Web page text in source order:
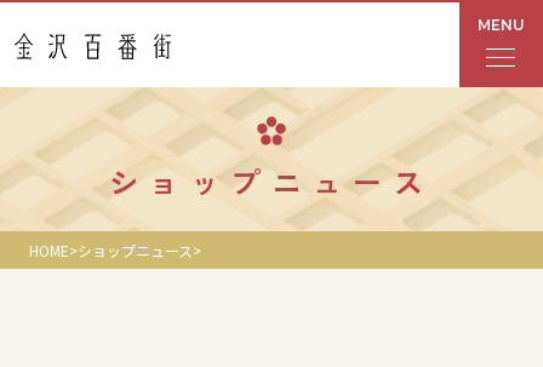
MENU
フロアガイド
あんと
Rinto
ショップニュース
HOME ショップニュース